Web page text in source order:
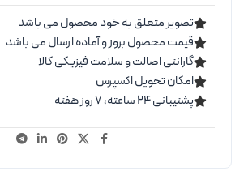
تصویر متعلق به خود محصول می باشد
قیمت محصول بروز و آماده ارسال می باشد
گارانتی اصالت و سلامت فیزیکی کالا
امکان تحویل اکسپرس
پشتیبانی ۲۴ ساعته، ۷ روز هفته